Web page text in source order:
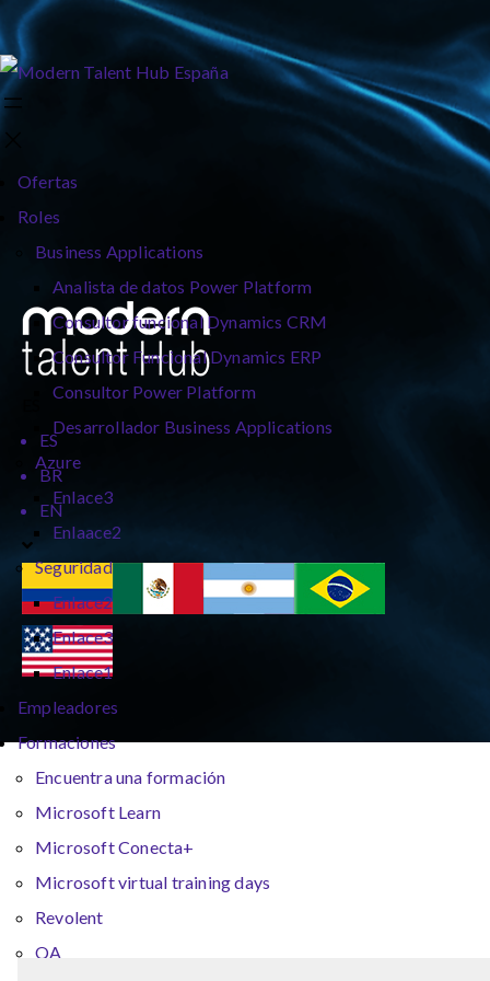
Ofertas
Roles
Business Applications
Analista de datos Power Platform
Consultor funcional Dynamics CRM
Consultor Funcional Dynamics ERP
Consultor Power Platform
Desarrollador Business Applications
Azure
Enlace3
Enlaace2
Seguridad
Enlace2
Enlace3
Enlace1
Empleadores
Formaciones
Encuentra una formación
Microsoft Learn
Microsoft Conecta+
Microsoft virtual training days
Revolent
QA
ES
BR
EN